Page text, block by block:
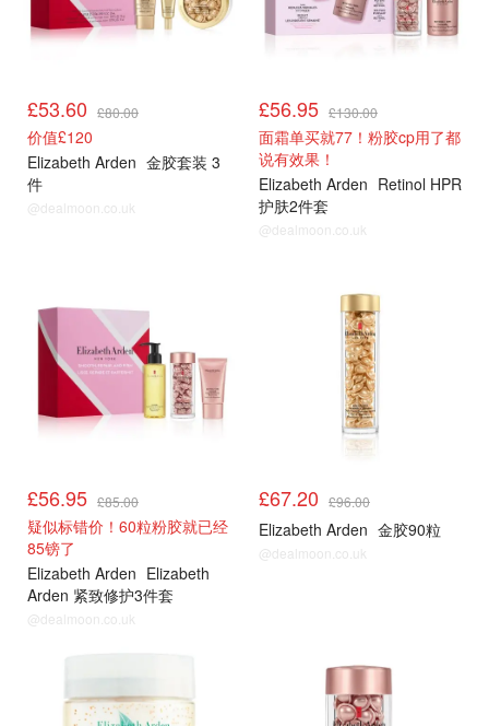
£53.60 £80.00
价值£120
Elizabeth Arden 金胶套装 3
件
@dealmoon.co.uk
£56.95 £130.00
面霜单买就77！粉胶cp用了都
说有效果！
Elizabeth Arden Retinol HPR
护肤2件套
@dealmoon.co.uk
£56.95 £85.00
疑似标错价！60粒粉胶就已经
85镑了
Elizabeth Arden Elizabeth
Arden 紧致修护3件套
@dealmoon.co.uk
£67.20 £96.00
Elizabeth Arden 金胶90粒
@dealmoon.co.uk